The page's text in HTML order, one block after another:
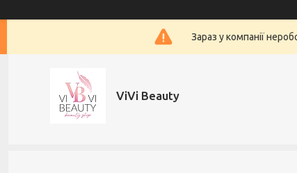
Зараз у компанії
ViVi Beauty